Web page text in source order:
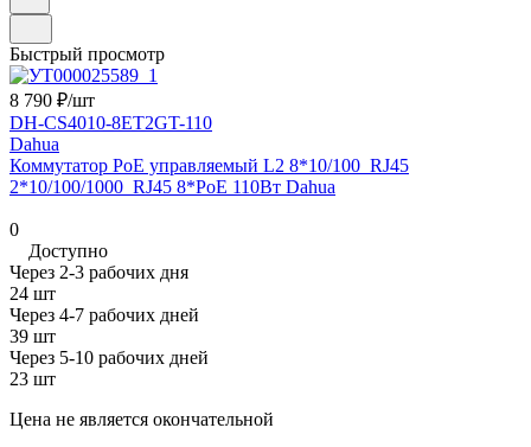
Быстрый просмотр
8 790 ₽/шт
DH-CS4010-8ET2GT-110
Dahua
Коммутатор PoE управляемый L2 8*10/100_RJ45
2*10/100/1000_RJ45 8*PoE 110Вт Dahua
0
Доступно
Через 2-3 рабочих дня
24 шт
Через 4-7 рабочих дней
39 шт
Через 5-10 рабочих дней
23 шт
Цена не является окончательной